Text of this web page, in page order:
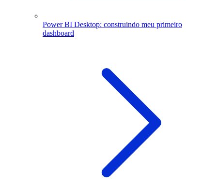
Power BI Desktop: construindo meu primeiro
dashboard